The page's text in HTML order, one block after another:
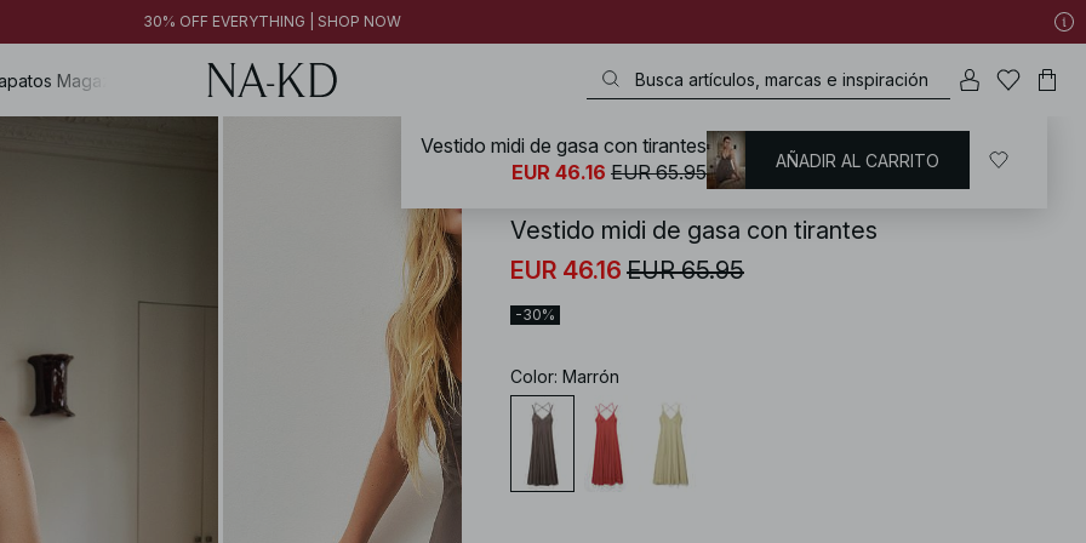
30% OFF EVERYTHING | SHOP NOW
Magazine
NA-KD / Vestidos / Vestidos de gasa
Vestido midi de gasa con tirantes
EUR 46.16 EUR 65.95
-30%
Color: Marrón
Vestido midi de gasa con tirantes
EUR 46.16 EUR 65.95 AÑADIR AL CARRITO